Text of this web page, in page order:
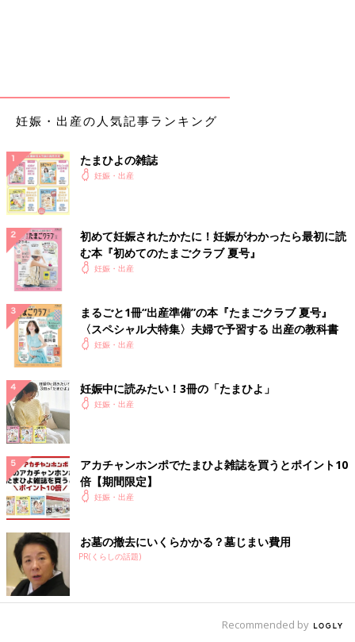
妊娠・出産の人気記事ランキング
たまひよの雑誌
妊娠・出産
初めて妊娠されたかたに！妊娠がわかったら最初に読
む本『初めてのたまごクラブ 夏号』
妊娠・出産
まるごと1冊“出産準備”の本『たまごクラブ 夏号』
〈スペシャル大特集〉夫婦で予習する 出産の教科書
妊娠・出産
妊娠中に読みたい！3冊の「たまひよ」
妊娠・出産
アカチャンホンポでたまひよ雑誌を買うとポイント10
倍【期間限定】
妊娠・出産
お墓の撤去にいくらかかる？墓じまい費用
PR(くらしの話題)
Recommended by